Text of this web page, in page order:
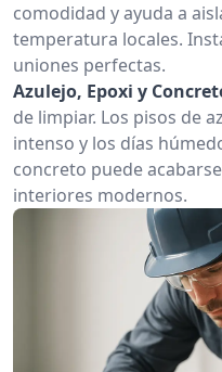
comodidad y ayuda a
temperatura locales.
uniones perfectas.
Azulejo, Epoxi y
de limpiar. Los pisos de
intenso y los días
concreto puede
interiores modernos.